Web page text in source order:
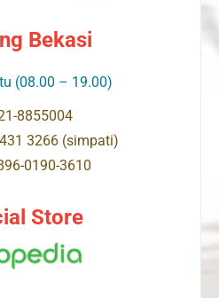
Bekasi
(08.00 – 19.00)
8855004
3266 (simpati)
0190-3610
Store